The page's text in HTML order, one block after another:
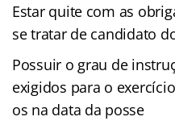
Estar quite com as
se tratar de candidato
Possuir o grau de
exigidos para o
os na data da posse